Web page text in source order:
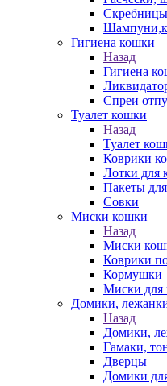
Гигиена кошки
Назад
Гигиена
Спреи
Туалет кошки
Назад
Туалет
Коврики
Лотки для
Пакеты
Совки
Миски кошки
Назад
Миски
Коврики
Кормушки
Миски для
Домики,
Назад
Домики,
Гамаки,
Дверцы
Домики